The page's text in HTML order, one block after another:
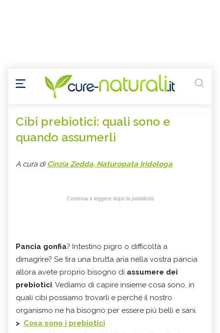
Cibi prebiotici: quali sono e
quando assumerli
A cura diCinzia Zedda, Naturopata Iridologa
Continua a leggere dopo la pubblicità
Pancia gonfia? Intestino pigro o difficoltà a
dimagrire? Se tira una brutta aria nella vostra pancia
allora avete proprio bisogno di assumere dei
prebiotici. Vediamo di capire insieme cosa sono, in
quali cibi possiamo trovarli e perché il nostro
organismo ne ha bisogno per essere più belli e sani.
> Cosa sono i prebiotici